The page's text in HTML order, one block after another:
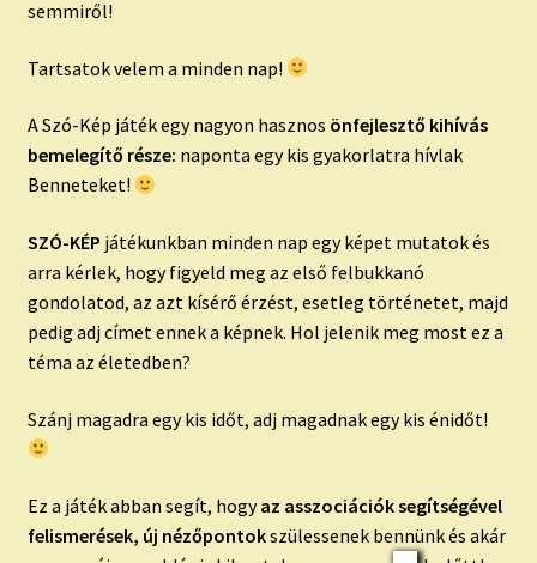
semmiről!
Tartsatok velem a minden nap!
A Szó-Kép játék egy nagyon hasznos önfejlesztő kihívás
bemelegítő része: naponta egy kis gyakorlatra hívlak
Benneteket!
SZÓ-KÉP játékunkban minden nap egy képet mutatok és
arra kérlek, hogy figyeld meg az első felbukkanó
gondolatod, az azt kísérő érzést, esetleg történetet, majd
pedig adj címet ennek a képnek. Hol jelenik meg most ez a
téma az életedben?
Szánj magadra egy kis időt, adj magadnak egy kis énidőt!
Ez a játék abban segít, hogyaz asszociációk segítségével
felismerések, új nézőpontokszülessenek bennünk és akár